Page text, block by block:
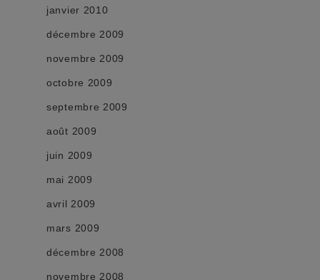
janvier 2010
décembre 2009
novembre 2009
octobre 2009
septembre 2009
août 2009
juin 2009
mai 2009
avril 2009
mars 2009
décembre 2008
novembre 2008